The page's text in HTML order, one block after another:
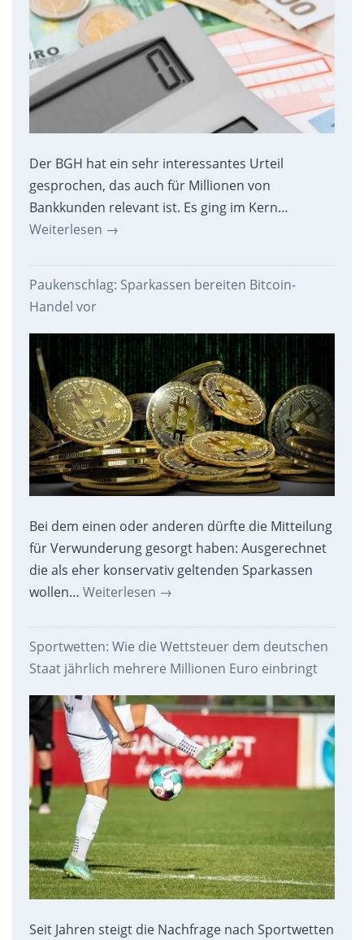
Der BGH hat ein sehr interessantes Urteil
gesprochen, das auch für Millionen von
Bankkunden relevant ist. Es ging im Kern…
Weiterlesen →
Paukenschlag: Sparkassen bereiten Bitcoin-
Handel vor
Bei dem einen oder anderen dürfte die Mitteilung
für Verwunderung gesorgt haben: Ausgerechnet
die als eher konservativ geltenden Sparkassen
wollen… Weiterlesen →
Sportwetten: Wie die Wettsteuer dem deutschen
Staat jährlich mehrere Millionen Euro einbringt
Seit Jahren steigt die Nachfrage nach Sportwetten